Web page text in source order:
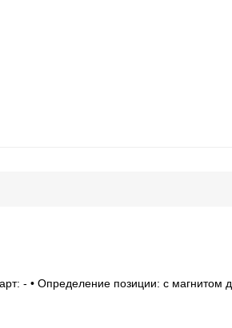
- • Определение позиции: с магнитом